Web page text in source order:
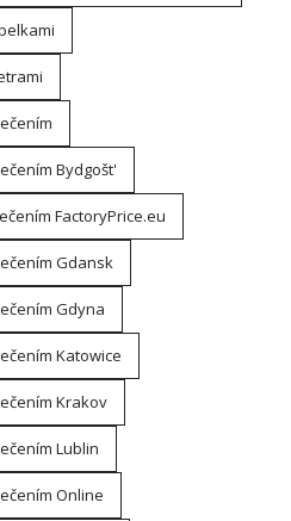
Bydgošt'
FactoryPrice.eu
Gdansk
Gdyna
Katowice
Krakov
Lublin
Online